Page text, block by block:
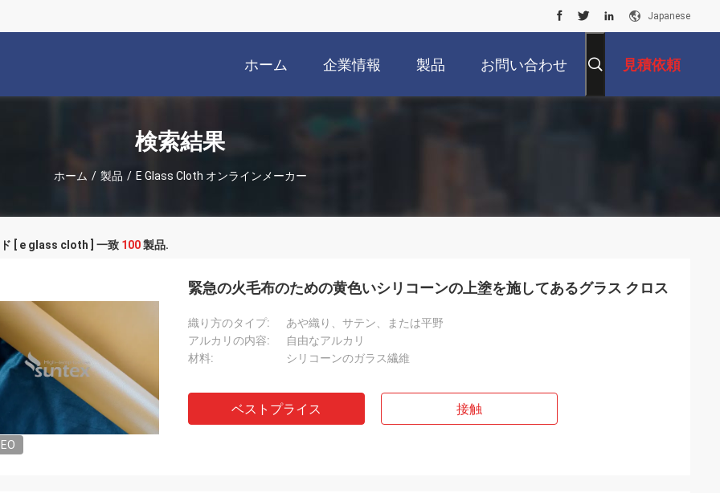
Japanese
ホーム 企業情報 製品 お問い合わせ 見積依頼
検索結果
ホーム / 製品 / E Glass Cloth オンラインメーカー
[ e glass cloth ] 一致 100製品.
緊急の火毛布のための黄色いシリコーンの上塗を施してあるグラス クロス
織り方のタイプ:
あや織り、サテン、または平野
アルカリの内容:
自由なアルカリ
材料:
シリコーンのガラス繊維
ベストプライス 接触